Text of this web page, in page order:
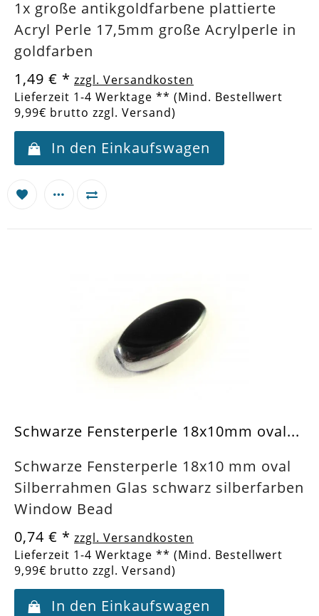
1x große antikgoldfarbene plattierte
Acryl Perle 17,5mm große Acrylperle in
goldfarben
1,49 € * zzgl. Versandkosten
Lieferzeit 1-4 Werktage ** (Mind. Bestellwert
9,99€ brutto zzgl. Versand)
In den Einkaufswagen
Schwarze Fensterperle 18x10mm oval...
Schwarze Fensterperle 18x10 mm oval
Silberrahmen Glas schwarz silberfarben
Window Bead
0,74 € * zzgl. Versandkosten
Lieferzeit 1-4 Werktage ** (Mind. Bestellwert
9,99€ brutto zzgl. Versand)
In den Einkaufswagen